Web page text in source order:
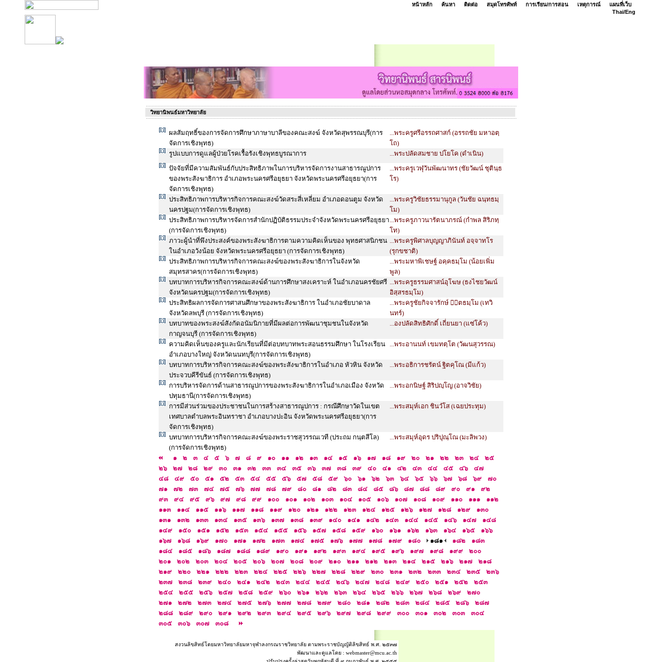
หน้าหลัก ค้นหา ติดต่อ สมุดโทรศัพท์ การเรียน/การสอน เหตุการณ์
แผนที่เว็บ
Thai/Eng
วิทยานิพนธ์มหาวิทยาลัย
ผลสัมฤทธิ์ของการจัดการศึกษาภาษาบาลีของคณะสงฆ์ จังหวัดสุพรรณบุรี(การ
จัดการเชิงพุทธ)
...พระครูศรีอรรถศาสก์ (อรรถชัย มหาอตฺ
โถ)
รูปแบบการดูแลผู้ป่วยโรคเรื้อรังเชิงพุทธบูรณาการ
...พระปลัดสมชาย ปโยโค (ดำเนิน)
ปัจจัยที่มีความสัมพันธ์กับประสิทธิภาพในการบริหารจัดการงานสาธารณูปการ
ของพระสังฆาธิการ อำเภอพระนครศรีอยุธยา จังหวัดพระนครศรีอยุธยา(การ
จัดการเชิงพุทธ)
...พระครูเวฬุวันพัฒนาทร (ชัยวัฒน์ ชุตินฺธ
โร)
ประสิทธิภาพการบริหารกิจการคณะสงฆ์วัดสระสี่เหลี่ยม อำเภอดอนตูม จังหวัด
นครปฐม(การจัดการเชิงพุทธ)
...พระครูวิชัยธรรมานุกูล (วันชัย ฉนฺทธมฺ
โม)
ประสิทธิภาพการบริหารจัดการสำนักปฏิบัติธรรมประจำจังหวัดพระนครศรีอยุธยา
(การจัดการเชิงพุทธ)
...พระครูภาวนารัตนาภรณ์ (กำพล สิริภทฺ
โท)
ภาวะผู้นำที่พึงประสงค์ของพระสังฆาธิการตามความคิดเห็นของ พุทธศาสนิกชน
ในอำเภอวังน้อย จังหวัดพระนครศรีอยุธยา (การจัดการเชิงพุทธ)
...พระครูพิศาลบุญญาภินันท์ อจฺจาทโร
(รุกขชาติ)
ประสิทธิภาพการบริหารกิจการคณะสงฆ์ของพระสังฆาธิการในจังหวัด
สมุทรสาคร(การจัดการเชิงพุทธ)
...พระมหาพิเชษฐ์ อคฺคธมฺโม (น้อยเพิ่ม
พูล)
บทบาทการบริหารกิจการคณะสงฆ์ด้านการศึกษาสงเคราะห์ ในอำเภอนครชัยศรี
จังหวัดนครปฐม(การจัดการเชิงพุทธ)
...พระครูธรรมศาสน์อุโฆษ (ธงไชยวัฒน์
อิสฺสรธมฺโม)
ประสิทธิผลการจัดการศาสนศึกษาของพระสังฆาธิการ ในอำเภอชัยบาดาล
จังหวัดลพบุรี (การจัดการเชิงพุทธ)
...พระครูชัยกิจจารักษ์ ตธมฺโม (เทวิ
นทร์)
บทบาทของพระสงฆ์สังกัดอนัมนิกายที่มีผลต่อการพัฒนาชุมชนในจังหวัด
กาญจนบุรี (การจัดการเชิงพุทธ)
...องปลัดสิทธิศักดิ์ เถี่ยนยา (แซ่โค้ว)
ความคิดเห็นของครูและนักเรียนที่มีต่อบทบาทพระสอนธรรมศึกษา ในโรงเรียน
อำเภอบางใหญ่ จังหวัดนนทบุรี(การจัดการเชิงพุทธ)
...พระอานนท์ เขมทตฺโต (วัฒนสุวรรณ)
บทบาทการบริหารกิจการคณะสงฆ์ของพระสังฆาธิการในอำเภอ หัวหิน จังหวัด
ประจวบคีรีขันธ์ (การจัดการเชิงพุทธ)
...พระอธิการชรัตน์ ฐิตคุโณ (มีแก้ว)
การบริหารจัดการด้านสาธารณูปการของพระสังฆาธิการในอำเภอเมือง จังหวัด
ปทุมธานี(การจัดการเชิงพุทธ)
...พระอกนิษฐ์ สิริปญฺโญ (อาจวิชัย)
การมีส่วนร่วมของประชาชนในการสร้างสาธารณูปการ : กรณีศึกษาวัดในเขต
เทศบาลตำบลพระอินทราชา อำเภอบางปะอิน จังหวัดพระนครศรีอยุธยา(การ
จัดการเชิงพุทธ)
...พระสมุห์เอก ชินวํโส (เฉยประทุม)
บทบาทการบริหารกิจการคณะสงฆ์ของพระราชสุวรรณเวที (ประถม กนฺตสีโล)
(การจัดการเชิงพุทธ)
...พระสมุห์อุดร ปริปุณฺโณ (มะลิพวง)
๑ ๒ ๓ ๔ ๕ ๖ ๗ ๘ ๙ ๑๐ ๑๑ ๑๒ ๑๓ ๑๔ ๑๕ ๑๖ ๑๗ ๑๘ ๑๙ ๒๐ ๒๑ ๒๒ ๒๓ ๒๔
๒๕
๒๖
๒๗ ๒๘ ๒๙ ๓๐ ๓๑ ๓๒ ๓๓ ๓๔ ๓๕ ๓๖ ๓๗ ๓๘ ๓๙ ๔๐ ๔๑ ๔๒ ๔๓ ๔๔ ๔๕ ๔๖
๔๗
๔๘
๔๙ ๕๐ ๕๑ ๕๒ ๕๓ ๕๔ ๕๕ ๕๖ ๕๗ ๕๘ ๕๙ ๖๐ ๖๑ ๖๒ ๖๓ ๖๔ ๖๕ ๖๖ ๖๗ ๖๘ ๖๙
๗๐
๗๑
๗๒ ๗๓ ๗๔ ๗๕ ๗๖ ๗๗ ๗๘ ๗๙ ๘๐ ๘๑ ๘๒ ๘๓ ๘๔ ๘๕ ๘๖ ๘๗ ๘๘ ๘๙ ๙๐ ๙๑
๙๒
๙๓
๙๔ ๙๕ ๙๖ ๙๗ ๙๘ ๙๙ ๑๐๐ ๑๐๑ ๑๐๒ ๑๐๓ ๑๐๔ ๑๐๕ ๑๐๖ ๑๐๗ ๑๐๘ ๑๐๙ ๑๑๐ ๑๑๑
๑๑๒
๑๑๓
๑๑๔ ๑๑๕ ๑๑๖ ๑๑๗ ๑๑๘ ๑๑๙ ๑๒๐ ๑๒๑ ๑๒๒ ๑๒๓ ๑๒๔ ๑๒๕ ๑๒๖ ๑๒๗ ๑๒๘ ๑๒๙
๑๓๐
๑๓๑
๑๓๒ ๑๓๓ ๑๓๔ ๑๓๕ ๑๓๖ ๑๓๗ ๑๓๘ ๑๓๙ ๑๔๐ ๑๔๑ ๑๔๒ ๑๔๓ ๑๔๔ ๑๔๕ ๑๔๖ ๑๔๗
๑๔๘
๑๔๙
๑๕๐ ๑๕๑ ๑๕๒ ๑๕๓ ๑๕๔ ๑๕๕ ๑๕๖ ๑๕๗ ๑๕๘ ๑๕๙ ๑๖๐ ๑๖๑ ๑๖๒ ๑๖๓ ๑๖๔ ๑๖๕
๑๖๖
๑๖๗
๑๖๘ ๑๖๙ ๑๗๐ ๑๗๑ ๑๗๒ ๑๗๓ ๑๗๔ ๑๗๕ ๑๗๖ ๑๗๗ ๑๗๘ ๑๗๙ ๑๘๐ ๑๘๑ ๑๘๒
๑๘๓
๑๘๔
๑๘๕ ๑๘๖ ๑๘๗ ๑๘๘ ๑๘๙ ๑๙๐ ๑๙๑ ๑๙๒ ๑๙๓ ๑๙๔ ๑๙๕ ๑๙๖ ๑๙๗ ๑๙๘ ๑๙๙
๒๐๐
๒๐๑
๒๐๒ ๒๐๓ ๒๐๔ ๒๐๕ ๒๐๖ ๒๐๗ ๒๐๘ ๒๐๙ ๒๑๐ ๒๑๑ ๒๑๒ ๒๑๓ ๒๑๔ ๒๑๕ ๒๑๖ ๒๑๗
๒๑๘
๒๑๙
๒๒๐ ๒๒๑ ๒๒๒ ๒๒๓ ๒๒๔ ๒๒๕ ๒๒๖ ๒๒๗ ๒๒๘ ๒๒๙ ๒๓๐ ๒๓๑ ๒๓๒ ๒๓๓ ๒๓๔ ๒๓๕
๒๓๖
๒๓๗
๒๓๘ ๒๓๙ ๒๔๐ ๒๔๑ ๒๔๒ ๒๔๓ ๒๔๔ ๒๔๕ ๒๔๖ ๒๔๗ ๒๔๘ ๒๔๙ ๒๕๐ ๒๕๑ ๒๕๒
๒๕๓
๒๕๔
๒๕๕ ๒๕๖ ๒๕๗ ๒๕๘ ๒๕๙ ๒๖๐ ๒๖๑ ๒๖๒ ๒๖๓ ๒๖๔ ๒๖๕ ๒๖๖ ๒๖๗ ๒๖๘ ๒๖๙
๒๗๐
๒๗๑
๒๗๒ ๒๗๓ ๒๗๔ ๒๗๕ ๒๗๖ ๒๗๗ ๒๗๘ ๒๗๙ ๒๘๐ ๒๘๑ ๒๘๒ ๒๘๓ ๒๘๔ ๒๘๕ ๒๘๖
๒๘๗
๒๘๘
๒๘๙ ๒๙๐ ๒๙๑ ๒๙๒ ๒๙๓ ๒๙๔ ๒๙๕ ๒๙๖ ๒๙๗ ๒๙๘ ๒๙๙ ๓๐๐ ๓๐๑ ๓๐๒ ๓๐๓
๓๐๔
๓๐๕
๓๐๖ ๓๐๗ ๓๐๘
สงวนลิขสิทธ์โดยมหาวิทยาลัยมหาจุฬาลงกรณราชวิทยาลัย ตามพระราชบัญญัติลิขสิทธ์ พ.ศ. ๒๕๓๗
พัฒนาและดูแลโดย : webmaster@mcu.ac.th